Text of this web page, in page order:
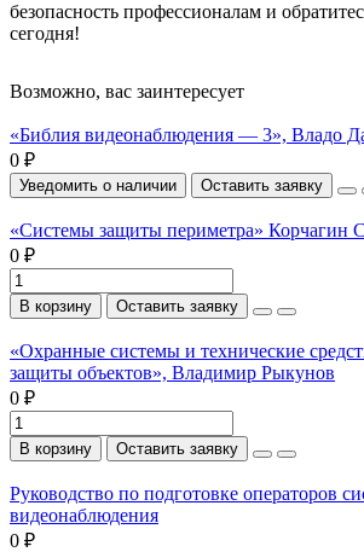
безопасность профессионалам и
сегодня!
Возможно, вас заинтересует
«Библия видеонаблюдения — 3», Владо
0 ₽
Уведомить о наличии Оставить заявку
«Системы защиты периметра» Корчагин
0 ₽
В корзину Оставить заявку
«Охранные системы и технические
защиты объектов», Владимир Рыкунов
0 ₽
В корзину Оставить заявку
Руководство по подготовке операторов
видеонаблюдения
0 ₽